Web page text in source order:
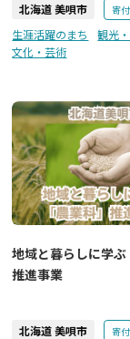
北海道 美唄市 寄
生涯活躍のまち
観光
文化・芸術
地域と暮らしに学ぶ
推進事業
北海道 美唄市 寄